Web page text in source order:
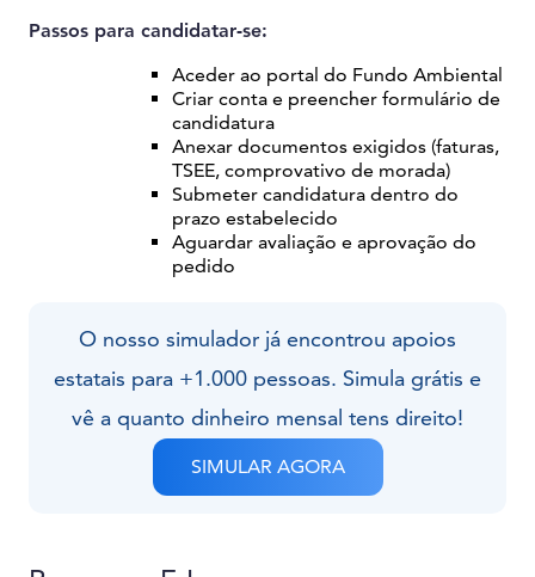
Passos para candidatar-se:
Aceder ao portal do Fundo Ambiental
Criar conta e preencher formulário de
candidatura
Anexar documentos exigidos (faturas,
TSEE, comprovativo de morada)
Submeter candidatura dentro do
prazo estabelecido
Aguardar avaliação e aprovação do
pedido
O nosso simulador já encontrou apoios
estatais para +1.000 pessoas. Simula grátis e
vê a quanto dinheiro mensal tens direito!
SIMULAR AGORA